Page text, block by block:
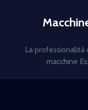
La professionalità
macchine